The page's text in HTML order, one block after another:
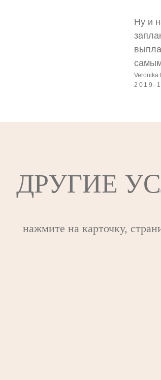
Ну и
Veronika
2019-
ДРУГИЕ
нажмите на карточку,